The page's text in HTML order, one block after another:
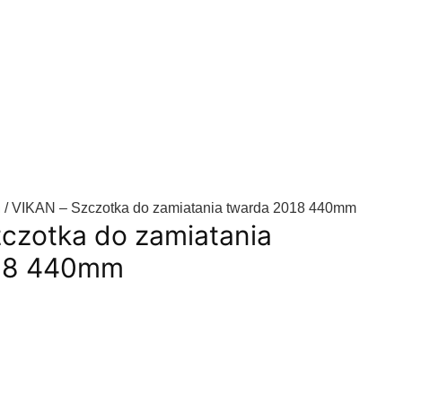
/ VIKAN – Szczotka do zamiatania twarda 2018 440mm
do zamiatania
440mm